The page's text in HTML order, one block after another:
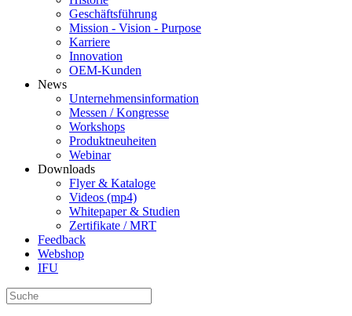
Geschäftsführung
Mission - Vision - Purpose
Karriere
Innovation
OEM-Kunden
News
Unternehmensinformation
Messen / Kongresse
Workshops
Produktneuheiten
Webinar
Downloads
Flyer & Kataloge
Videos (mp4)
Whitepaper & Studien
Zertifikate / MRT
Feedback
Webshop
IFU